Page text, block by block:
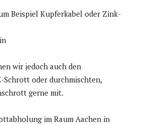
Beispiel Kupferkabel oder Zink-
wir jedoch auch den
Schrott oder durchmischten,
gerne mit.
im Raum Aachen in